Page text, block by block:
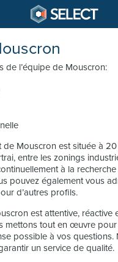
de l’équipe de Mouscron:
de Mouscron est située à
entre les zonings
à la
pouvez également vous
d’autres profils.
est attentive, réactive
mettons tout en œuvre
possible à vos questions.
un service de qualité.